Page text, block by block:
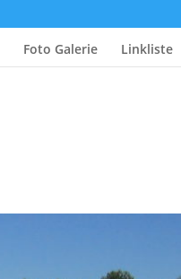
Foto Galerie Linkliste